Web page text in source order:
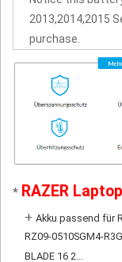
2013,2014,2015
purchase.
* RAZER
+ Akku passend für
RZ09-0510SGM4-
BLADE 16 2...